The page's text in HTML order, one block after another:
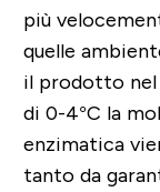
più
quelle
il prodotto nel
di 0-4°C la
enzimatica
tanto da